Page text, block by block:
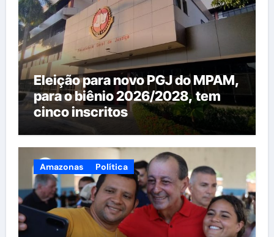
Eleição para novo PGJ do MPAM,
para o biênio 2026/2028, tem
cinco inscritos
Amazonas Política